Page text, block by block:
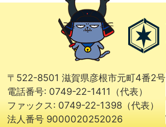
〒522-8501 滋賀県彦根市元町4番2号
電話番号: 0749-22-1411（代表）
ファックス: 0749-22-1398（代表）
法人番号 9000020252026